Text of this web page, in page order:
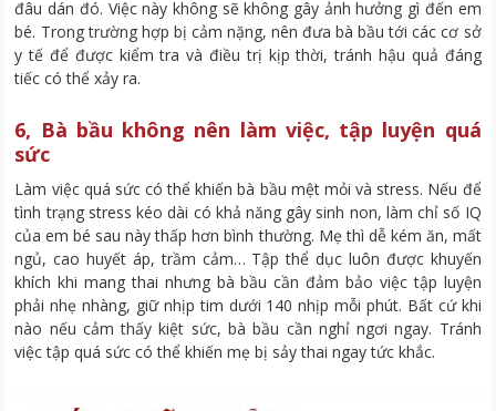
đâu dán đó. Việc này không sẽ không gây ảnh hưởng gì đến em
bé. Trong trường hợp bị cảm nặng, nên đưa bà bầu tới các cơ sở
y tế để được kiểm tra và điều trị kịp thời, tránh hậu quả đáng
tiếc có thể xảy ra.
6, Bà bầu không nên làm việc, tập luyện quá
sức
Làm việc quá sức có thể khiến bà bầu mệt mỏi và stress. Nếu để
tình trạng stress kéo dài có khả năng gây sinh non, làm chỉ số IQ
của em bé sau này thấp hơn bình thường. Mẹ thì dễ kém ăn, mất
ngủ, cao huyết áp, trầm cảm… Tập thể dục luôn được khuyến
khích khi mang thai nhưng bà bầu cần đảm bảo việc tập luyện
phải nhẹ nhàng, giữ nhịp tim dưới 140 nhịp mỗi phút. Bất cứ khi
nào nếu cảm thấy kiệt sức, bà bầu cần nghỉ ngơi ngay. Tránh
việc tập quá sức có thể khiến mẹ bị sảy thai ngay tức khắc.